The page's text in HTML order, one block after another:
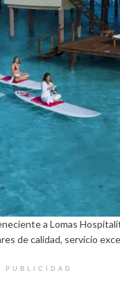
a Lomas
de calidad, servicio
PUBLICIDAD